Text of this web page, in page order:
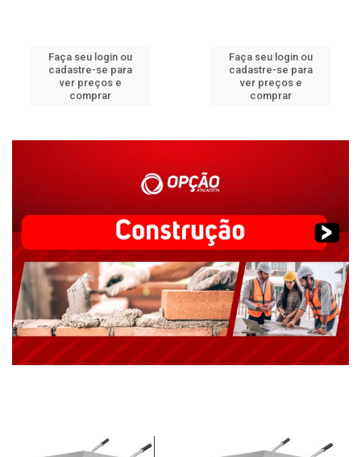
Faça seu login ou
cadastre-se para
ver preços e
comprar
Faça seu login ou
cadastre-se para
ver preços e
comprar